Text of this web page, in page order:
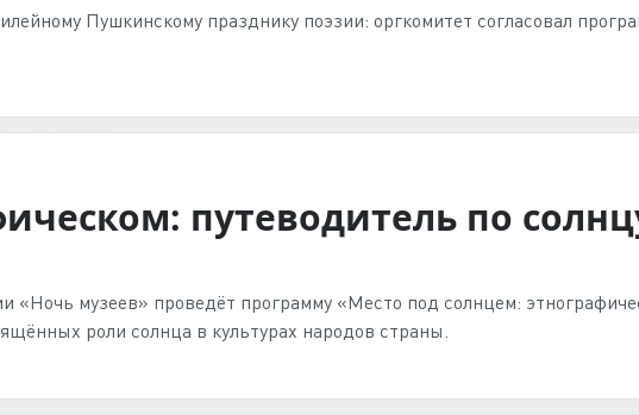
Пушкинскому празднику поэзии: оргкомитет согласовал
путеводитель по
«Ночь музеев» проведёт программу «Место под солнцем:
роли солнца в культурах народов страны.